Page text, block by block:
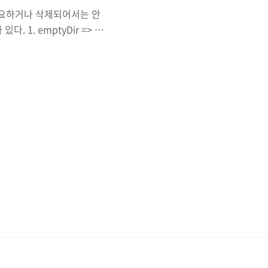
거나 삭제되어서는 안
있다. 1. emptyDir => 임
준이기 때문에 컨테이